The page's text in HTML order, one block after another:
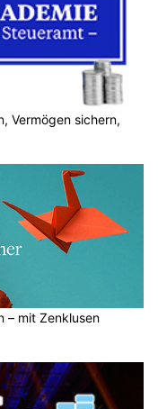
Vermögen sichern,
– mit Zenklusen